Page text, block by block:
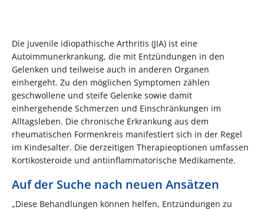
Die juvenile idiopathische Arthritis (JIA) ist eine
Autoimmunerkrankung, die mit Entzündungen in den
Gelenken und teilweise auch in anderen Organen
einhergeht. Zu den möglichen Symptomen zählen
geschwollene und steife Gelenke sowie damit
einhergehende Schmerzen und Einschränkungen im
Alltagsleben. Die chronische Erkrankung aus dem
rheumatischen Formenkreis manifestiert sich in der Regel
im Kindesalter. Die derzeitigen Therapieoptionen umfassen
Kortikosteroide und antiinflammatorische Medikamente.
Auf der Suche nach neuen Ansätzen
„Diese Behandlungen können helfen, Entzündungen zu